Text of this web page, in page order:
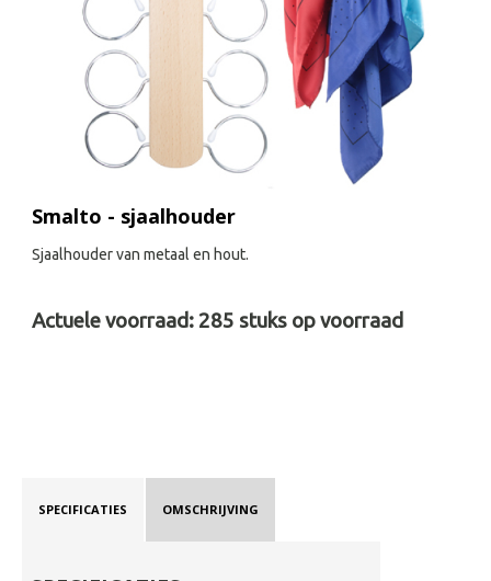
Smalto - sjaalhouder
Sjaalhouder van metaal en hout.
Actuele voorraad:285 stuks op voorraad
SPECIFICATIES OMSCHRIJVING